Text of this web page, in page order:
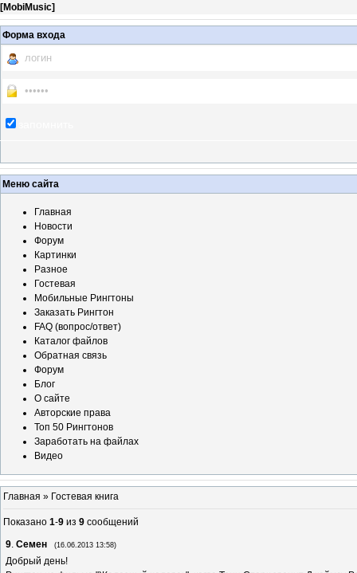
[MobiMusic]
Форма входа
Меню сайта
Главная
Новости
Форум
Картинки
Разное
Гостевая
Мобильные Рингтоны
Заказать Рингтон
FAQ (вопрос/ответ)
Каталог файлов
Обратная связь
Форум
Блог
О сайте
Авторские права
Топ 50 Рингтонов
Заработать на файлах
Видео
Главная » Гостевая книга
Показано 1-9 из 9 сообщений
9. Семен (16.06.2013 13:58)
Добрый день!